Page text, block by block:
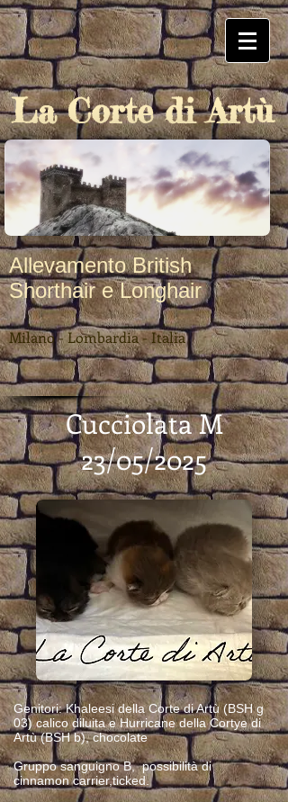
La Corte di Artù
Milano - Lombardia - Italia
Allevamento British
Shorthair e Longhair
Cucciolata M
23/05/2025
Genitori: Khaleesi della Corte di Artù (BSH g
03) calico diluita e Hurricane della Cortye di
Artù (BSH b), chocolate
Gruppo sanguigno B, possibilità di
cinnamon carrier,ticked.